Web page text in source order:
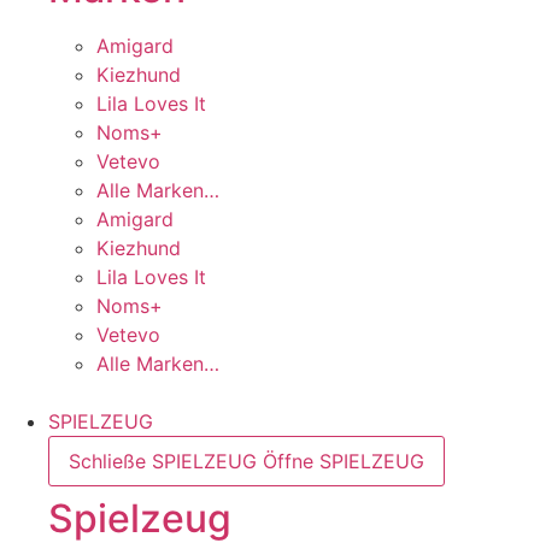
Amigard
Kiezhund
Lila Loves It
Noms+
Vetevo
Alle Marken…
Amigard
Kiezhund
Lila Loves It
Noms+
Vetevo
Alle Marken…
SPIELZEUG
Schließe SPIELZEUG Öffne SPIELZEUG
Spielzeug